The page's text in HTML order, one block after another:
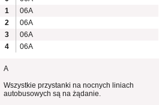
1
06A
2
06A
3
06A
4
06A
A
Wszystkie przystanki na nocnych liniach
autobusowych są na żądanie.